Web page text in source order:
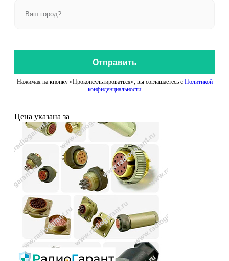
Отправить
Нажимая на кнопку «Проконсультироваться», вы соглашаетесь с Политикой
конфиденциальности
Цена указана за